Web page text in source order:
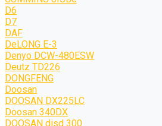
D6
D7
DAF
DeLONG Е-3
Denyo DCW-480ESW
Deutz TD226
DONGFENG
Doosan
DOOSAN DX225LC
Doosan 340DX
DOOSAN disd 300